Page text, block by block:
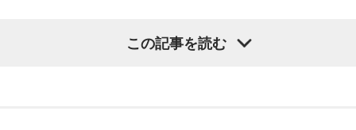
やっぱり、この世に生きている限りは、フィジカルなことっ
山奥の大きなダムを見学しているあなた。
この記事を読む